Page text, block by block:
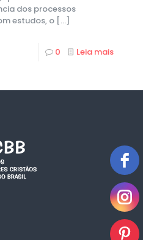
dos processos
estudos, o […]
0 Leia mais